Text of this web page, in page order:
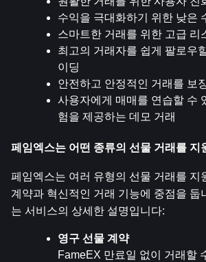
수익을 극대화하기 위한 낮은
스마트한 거래를 위한 고급 리
최고의 거래자를 쉽게 팔로우
이딩
안전하고 안정적인 거래를 보
사용자에게 매매를 연습할 수
험을 제공하는 데모 거래
페임엑스는 어떤 종류의 선물 거래를 지
페임엑스는 여러 유형의 선물 거래를 지
계약과 혁신적인 거래 기능에 중점을 둡
는 서비스의 상세한 설명입니다:
영구 선물 계약
FameEX 만료일 없이 거래할